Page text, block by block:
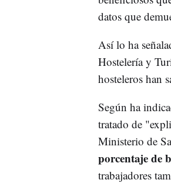
datos que
Así lo ha
Hostelería y
hosteleros han
Según ha
tratado de
Ministerio de
porcentaje de
trabajadores